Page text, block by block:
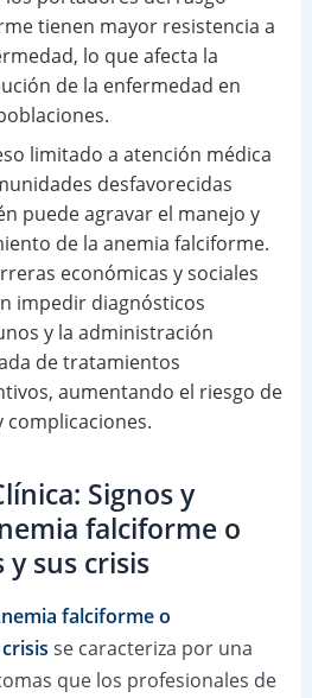
tienen mayor resistencia a
lo que afecta la
de la enfermedad en
limitado a atención médica
desfavorecidas
puede agravar el manejo y
de la anemia falciforme.
económicas y sociales
impedir diagnósticos
y la administración
de tratamientos
aumentando el riesgo de
complicaciones.
Signos y
falciforme o
sus crisis
falciforme o
se caracteriza por una
que los profesionales de